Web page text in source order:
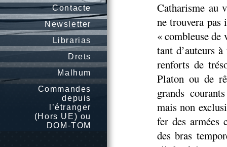
Contacte
Newsletter
Librarias
Drets
Malhum
Commandes
depuis
l’étranger
(Hors UE) ou
DOM-TOM
Catharisme au
ne trouvera
« combleuse
tant d’auteurs
renforts de
Platon ou de
grands
mais non
fer des armées
des bras